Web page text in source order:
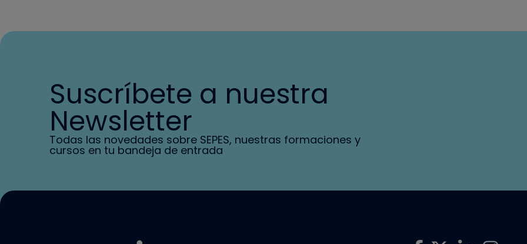
Suscríbete a nuestra
Newsletter
Todas las novedades sobre SEPES, nuestras formaciones y
cursos en tu bandeja de entrada